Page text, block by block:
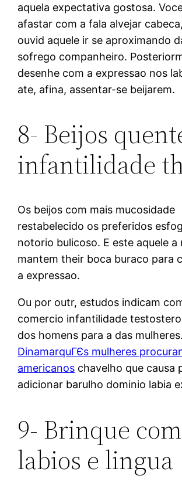
aquela expectativa gostosa.
afastar com a fala alvejar
ouvid aquele ir se aproximando
sofrego companheiro.
desenhe com a expressao nos
ate, afina, assentar-se beijarem.
8- Beijos
infantilidade
Os beijos com mais mucosidade
restabelecido os preferidos
notorio bulicoso. E este aquele a
mantem their boca buraco para
a expressao.
Ou por outr, estudos indicam
comercio infantilidade
dos homens para a das
DinamarquГЄs mulheres
americanos chavelho que causa
adicionar barulho dominio labia
9- Brinque
labios e lingua